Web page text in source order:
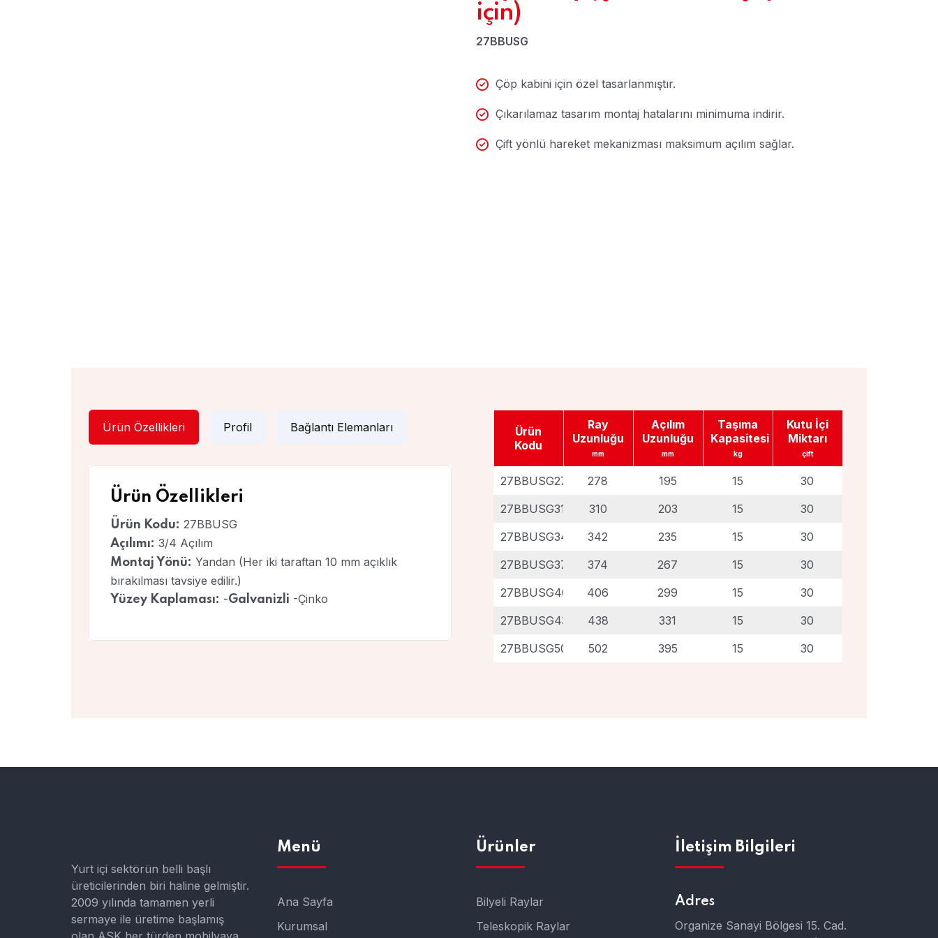
için)
27BBUSG
Çöp kabini için özel tasarlanmıştır.
Çıkarılamaz tasarım montaj hatalarını minimuma indirir.
Çift yönlü hareket mekanizması maksimum açılım sağlar.
Ürün Özellikleri Profil Bağlantı Elemanları
Ürün Özellikleri
Ürün Kodu: 27BBUSG
Açılımı: 3/4 Açılım
Montaj Yönü: Yandan (Her iki taraftan 10 mm açıklık
bırakılması tavsiye edilir.)
Yüzey Kaplaması: -Galvanizli -Çinko
Ürün
Kodu
Ray
Uzunluğu
mm
Açılım
Uzunluğu
mm
Taşıma
Kapasitesi
kg
Kutu İçi
Miktarı
çift
27BBUSG278 278 195 15
30
27BBUSG310
310 203 15
30
27BBUSG342
342 235 15
30
27BBUSG374
374 267 15
30
27BBUSG406
406 299 15
30
27BBUSG438
438 331 15
30
27BBUSG502
502 395 15 30
Yurt içi sektörün belli başlı
üreticilerinden biri haline gelmiştir.
2009 yılında tamamen yerli
sermaye ile üretime başlamış
Menü
Ana Sayfa
Kurumsal
Ürünler
Bilyeli Raylar
Teleskopik Raylar
İletişim Bilgileri
Adres
Organize Sanayi Bölgesi 15. Cad.